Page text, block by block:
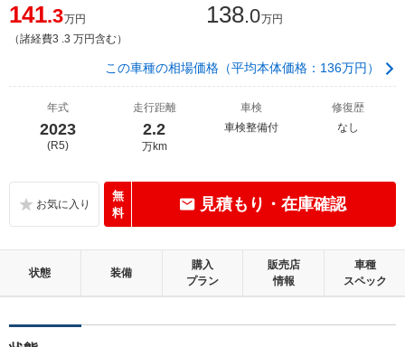
141.3万円
（諸経費3 .3 万円含む）
138.0万円
この車種の相場価格（平均本体価格：136万円）
年式
2023
(R5)
走行距離
2.2
万km
車検
車検整備付
修復歴
なし
無
料
見積もり・在庫確認
状態 装備
購入
プラン
販売店
情報
車種
スペック